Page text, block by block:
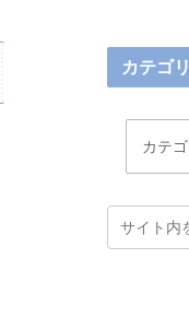
カテゴ